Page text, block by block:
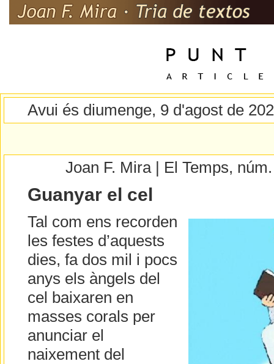
Avui és diumenge, 9 d'agost de
Joan F. Mira | El Temps,
Guanyar el cel
Tal com ens recorden
les festes d’aquests
dies, fa dos mil i pocs
anys els àngels del
cel baixaren en
masses corals per
anunciar el
naixement del